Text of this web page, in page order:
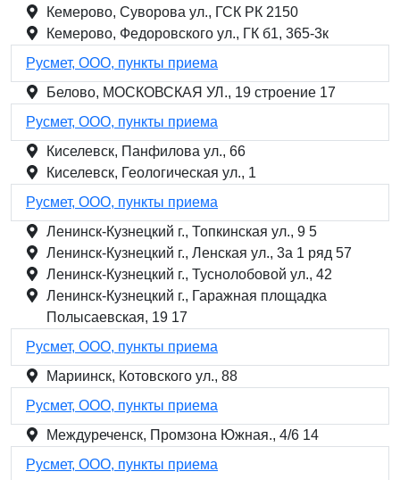
Кемерово, Суворова ул., ГСК РК 2150
Кемерово, Федоровского ул., ГК б1, 365-3к
Русмет, ООО, пункты приема
Белово, МОСКОВСКАЯ УЛ., 19 строение 17
Русмет, ООО, пункты приема
Киселевск, Панфилова ул., 66
Киселевск, Геологическая ул., 1
Русмет, ООО, пункты приема
Ленинск-Кузнецкий г., Топкинская ул., 9 5
Ленинск-Кузнецкий г., Ленская ул., 3а 1 ряд 57
Ленинск-Кузнецкий г., Туснолобовой ул., 42
Ленинск-Кузнецкий г., Гаражная площадка
Полысаевская, 19 17
Русмет, ООО, пункты приема
Мариинск, Котовского ул., 88
Русмет, ООО, пункты приема
Междуреченск, Промзона Южная., 4/6 14
Русмет, ООО, пункты приема